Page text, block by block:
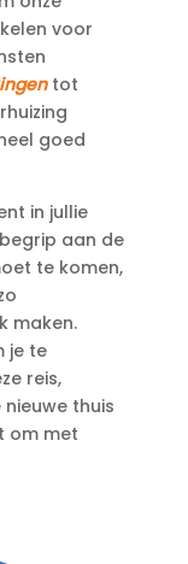
voor
tot
goed
in jullie
aan de
te komen,
maken.​
je te
reis,
thuis
om met